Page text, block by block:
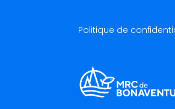
Politique de